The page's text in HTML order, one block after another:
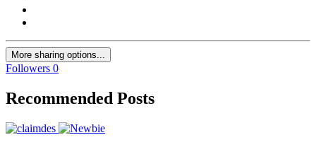
More sharing options...
Followers 0
Recommended Posts